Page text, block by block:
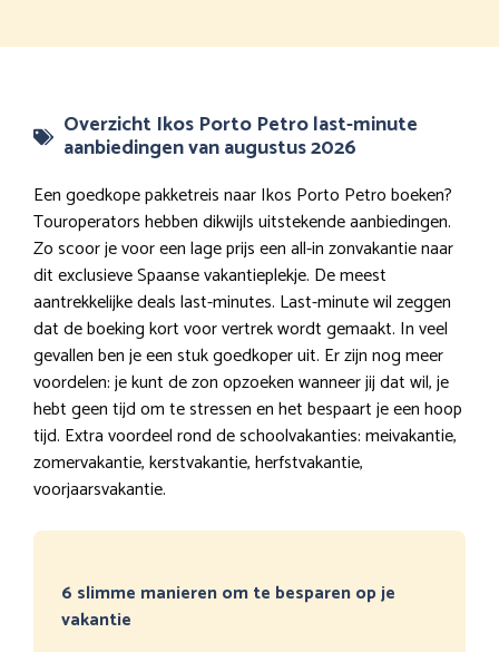
Overzicht Ikos Porto Petro last-minute
aanbiedingen van augustus 2026
Een goedkope pakketreis naar Ikos Porto Petro boeken?
Touroperators hebben dikwijls uitstekende aanbiedingen.
Zo scoor je voor een lage prijs een all-in zonvakantie naar
dit exclusieve Spaanse vakantieplekje. De meest
aantrekkelijke deals last-minutes. Last-minute wil zeggen
dat de boeking kort voor vertrek wordt gemaakt. In veel
gevallen ben je een stuk goedkoper uit. Er zijn nog meer
voordelen: je kunt de zon opzoeken wanneer jij dat wil, je
hebt geen tijd om te stressen en het bespaart je een hoop
tijd. Extra voordeel rond de schoolvakanties: meivakantie,
zomervakantie, kerstvakantie, herfstvakantie,
voorjaarsvakantie.
6 slimme manieren om te besparen op je
vakantie